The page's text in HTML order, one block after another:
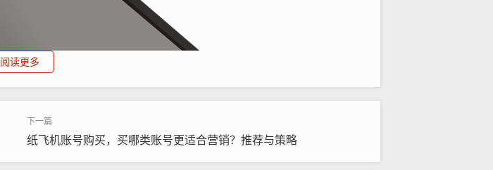
阅读更多
纸飞机账号购买，买哪类账号更适合营销？推荐与策略